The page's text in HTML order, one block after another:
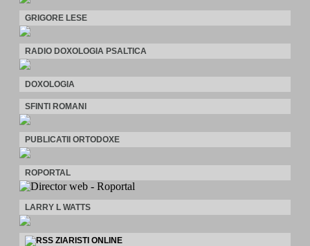
GRIGORE LESE
RADIO DOXOLOGIA PSALTICA
DOXOLOGIA
SFINTI ROMANI
PUBLICATII ORTODOXE
ROPORTAL
LARRY L WATTS
ZIARISTI ONLINE